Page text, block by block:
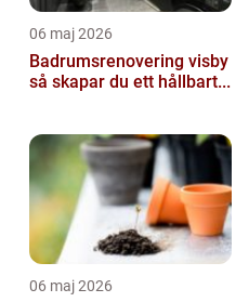
06 maj 2026
Badrumsrenovering visby
så skapar du ett hållbart...
06 maj 2026